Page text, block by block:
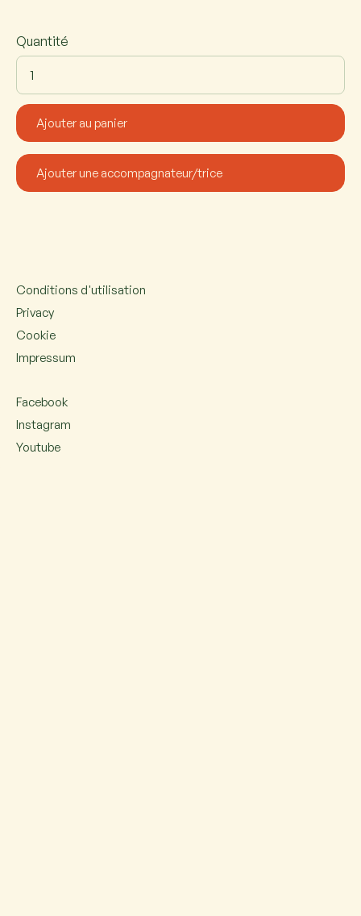
Quantité
Conditions d'utilisation
Privacy
Cookie
Impressum
Facebook
Instagram
Youtube